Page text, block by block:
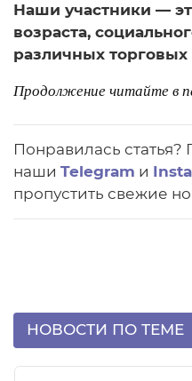
Наши участники —
возраста,
различных торговых
Продолжение читайте в
Понравилась
наши Telegram и
пропустить свежие
НОВОСТИ ПО ТЕМЕ